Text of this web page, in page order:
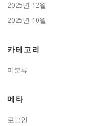
2025년 12월
2025년 10월
카테고리
미분류
메타
로그인